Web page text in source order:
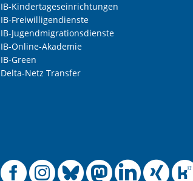
Neutrale Anrede
Unternehmen
Nachname, Vorname
Ihre E-Mail-Adresse*
IB-Kindertageseinrichtungen
IB-Freiwilligendienste
IB-Jugendmigrationsdienste
IB-Online-Akademie
IB-Green
Delta-Netz Transfer
Offizielle
Offizielle